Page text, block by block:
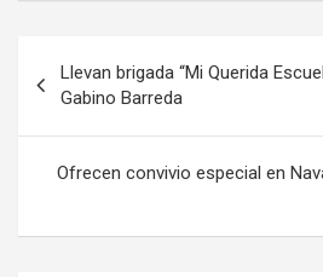
de
entradas
Llevan brigada “Mi Querida
Gabino Barreda
Ofrecen convivio especial en